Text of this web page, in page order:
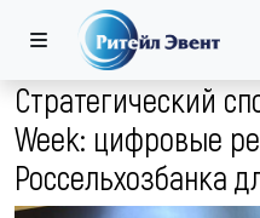
Стратегический
Week: цифровые
Россельхозбанка